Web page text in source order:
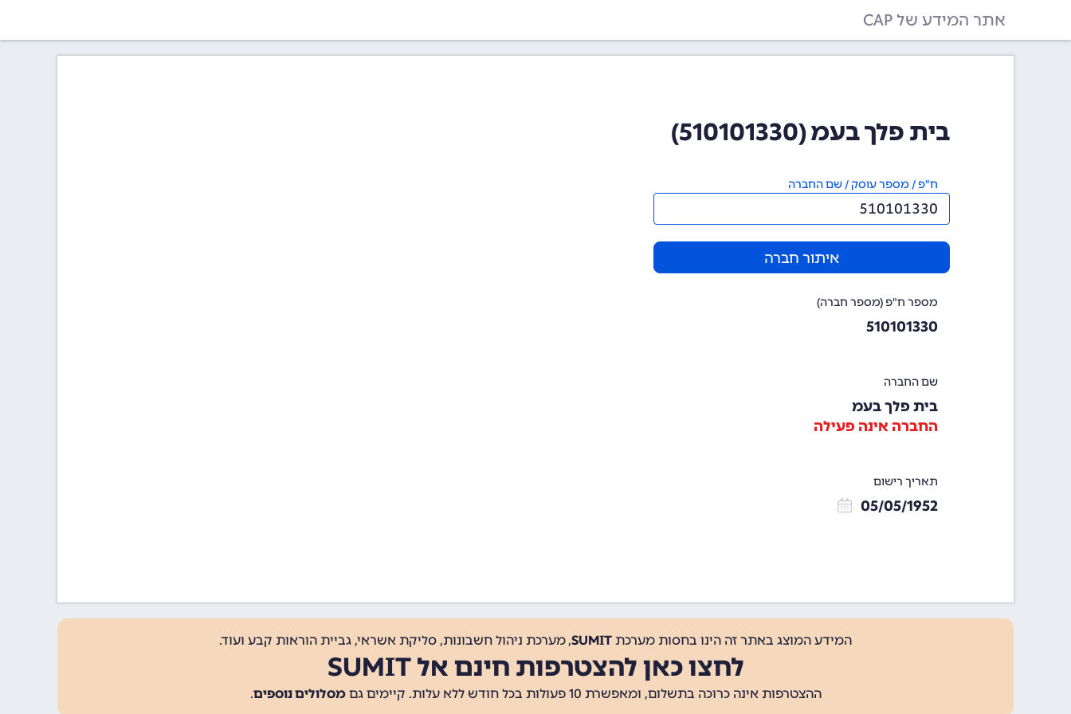
אתר המידע של CAP
בית פלך בעמ (510101330)
ח"פ / מספר עוסק / שם החברה
איתור חברה
מספר ח"פ (מספר חברה)
510101330
שם החברה
בית פלך בעמ
החברה אינה פעילה
תאריך רישום
05/05/1952
המידע המוצג באתר זה הינו בחסות מערכת SUMIT, מערכת ניהול חשבונות, סליקת אשראי, גביית הוראות קבע ועוד.
לחצו כאן להצטרפות חינם אל SUMIT
ההצטרפות אינה כרוכה בתשלום, ומאפשרת 10 פעולות בכל חודש ללא עלות. קיימים גם מסלולים נוספים.